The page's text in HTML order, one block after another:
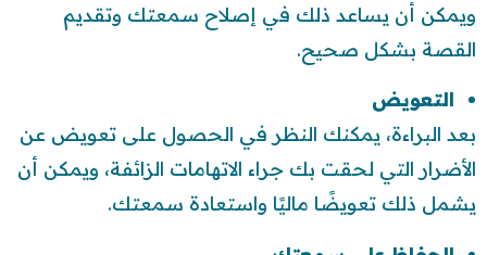
ويمكن أن يساعد ذلك في إصلاح سمعتك وتقديم
القصة بشكل صحيح.
التعويض
بعد البراءة، يمكنك النظر في الحصول على تعويض عن
الأضرار التي لحقت بك جراء الاتهامات الزائفة، ويمكن أن
يشمل ذلك تعويضًا ماليًا واستعادة سمعتك.